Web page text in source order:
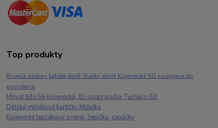
Top produkty
Brumlík dárkový balíček dortík Sladký sloník Kojenecká 5D souprava do
porodnice
Mýval bílá 56 Kojenecká 3D soupravička Tučňáčci 50
Dětské milníkové kartičky Mišulka
Kojenecký teplákový overal, čepička, capáčky